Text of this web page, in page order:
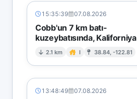
15:35:39 07.08.2026
Cobb'un 7 km batı-
kuzeybatısında, Kaliforniya
2.1 km I 38.84, -122.81
13:48:49 07.08.2026